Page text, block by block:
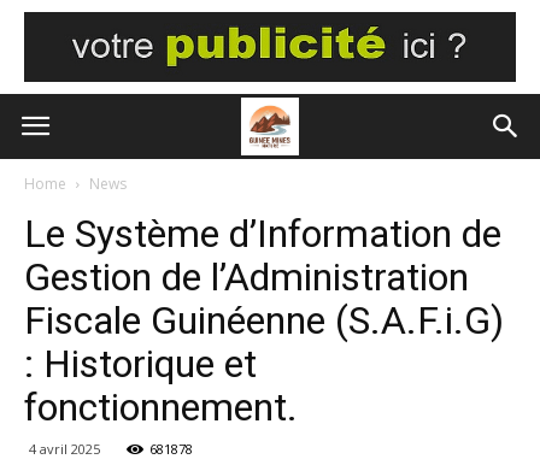
Home News
Le Système d’Information de
Gestion de l’Administration
Fiscale Guinéenne (S.A.F.i.G)
: Historique et
fonctionnement.
4 avril 2025 681878